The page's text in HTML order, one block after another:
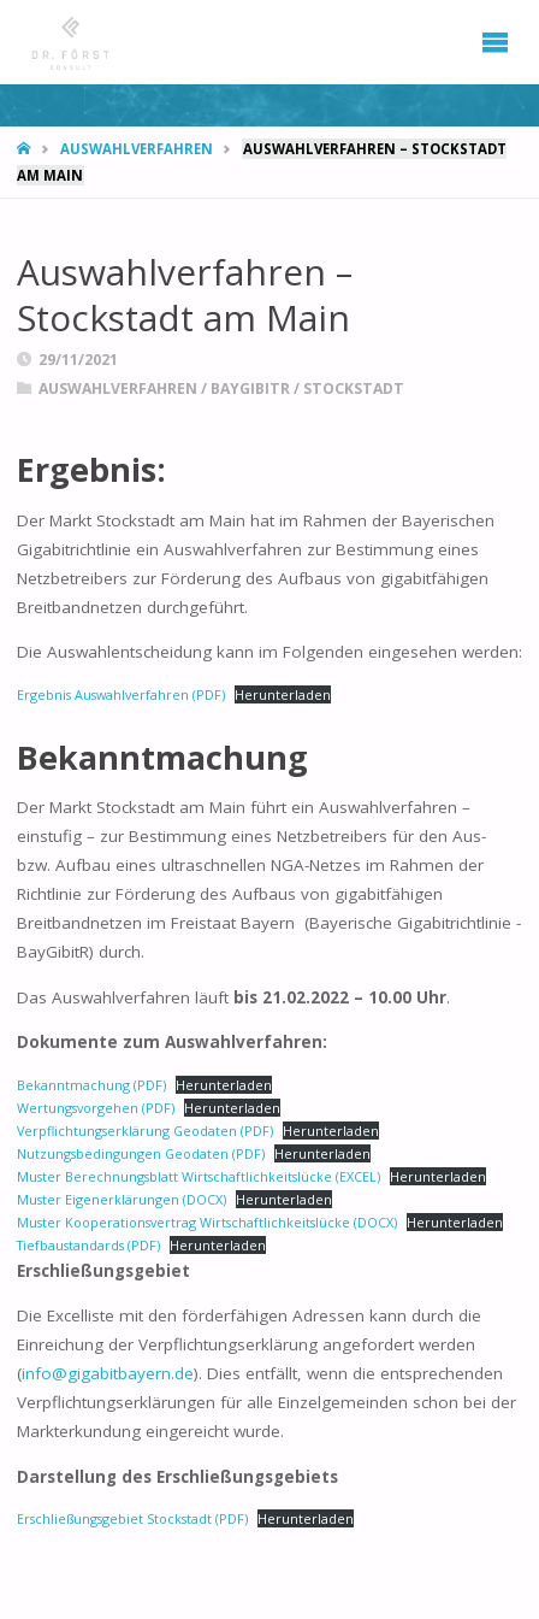
STARTAUSWAHLVERFAHREN
AUSWAHLVERFAHREN – STOCKSTADT
AM MAIN
Auswahlverfahren –
Stockstadt am Main
29/11/2021
AUSWAHLVERFAHREN / BAYGIBITR/ STOCKSTADT
Ergebnis:
Der Markt Stockstadt am Main hat im Rahmen der Bayerischen
Gigabitrichtlinie ein Auswahlverfahren zur Bestimmung eines
Netzbetreibers zur Förderung des Aufbaus von gigabitfähigen
Breitbandnetzen durchgeführt.
Die Auswahlentscheidung kann im Folgenden eingesehen werden:
Ergebnis Auswahlverfahren (PDF) Herunterladen
Bekanntmachung
Der Markt Stockstadt am Main führt ein Auswahlverfahren –
einstufig – zur Bestimmung eines Netzbetreibers für den Aus-
bzw. Aufbau eines ultraschnellen NGA-Netzes im Rahmen der
Richtlinie zur Förderung des Aufbaus von gigabitfähigen
Breitbandnetzen im Freistaat Bayern (Bayerische Gigabitrichtlinie -
BayGibitR) durch.
Das Auswahlverfahren läuft bis 21.02.2022 – 10.00 Uhr.
Dokumente zum Auswahlverfahren:
Bekanntmachung (PDF)
Herunterladen
Wertungsvorgehen (PDF)
Herunterladen
Verpflichtungserklärung Geodaten (PDF)
Herunterladen
Nutzungsbedingungen Geodaten (PDF)
Herunterladen
Muster Berechnungsblatt Wirtschaftlichkeitslücke (EXCEL)
Herunterladen
Muster Eigenerklärungen (DOCX)
Herunterladen
Muster Kooperationsvertrag Wirtschaftlichkeitslücke (DOCX)
Herunterladen
Tiefbaustandards (PDF)
Herunterladen
Erschließungsgebiet
Die Excelliste mit den förderfähigen Adressen kann durch die
Einreichung der Verpflichtungserklärung angefordert werden
(info@gigabitbayern.de). Dies entfällt, wenn die entsprechenden
Verpflichtungserklärungen für alle Einzelgemeinden schon bei der
Markterkundung eingereicht wurde.
Darstellung des Erschließungsgebiets
Erschließungsgebiet Stockstadt (PDF) Herunterladen